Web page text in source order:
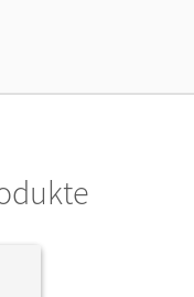
nutzen möchten.